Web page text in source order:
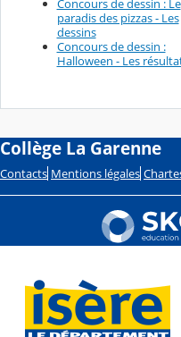
Concours de dessin : Le
paradis des pizzas - Les
dessins
Concours de dessin :
Halloween - Les
Collège La Garenne
Contacts Mentions légales